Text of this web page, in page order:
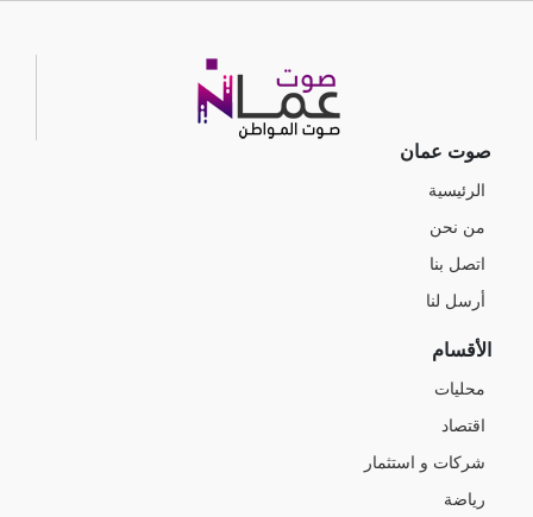
صوت عمان
الرئيسية
من نحن
اتصل بنا
أرسل لنا
الأقسام
محليات
اقتصاد
شركات و استثمار
رياضة